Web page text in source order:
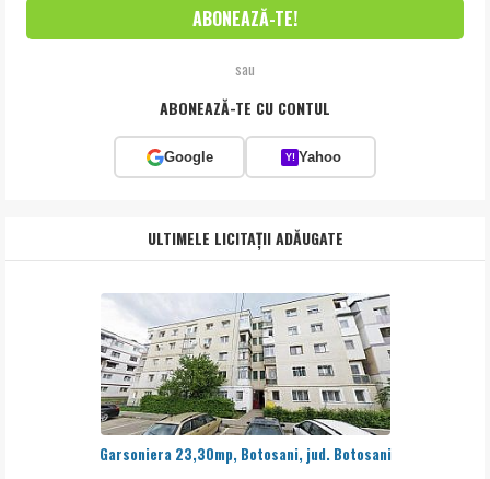
sau
ABONEAZĂ-TE CU CONTUL
Google Y! Yahoo
ULTIMELE LICITAȚII ADĂUGATE
Garsoniera 23,30mp, Botosani, jud. Botosani